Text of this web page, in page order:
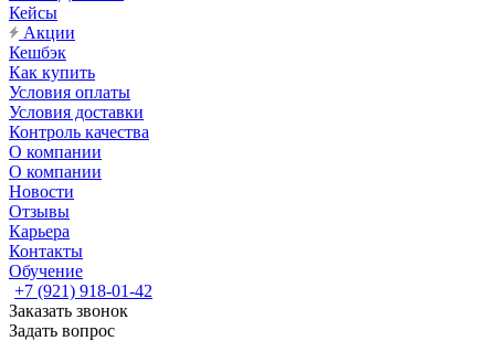
Кейсы
Акции
Кешбэк
Как купить
Условия оплаты
Условия доставки
Контроль качества
О компании
О компании
Новости
Отзывы
Карьера
Контакты
Обучение
+7 (921) 918-01-42
Заказать звонок
Задать вопрос